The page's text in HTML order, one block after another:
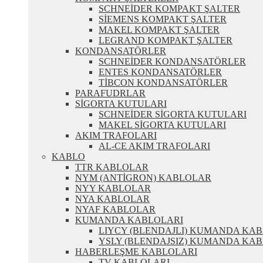
SCHNEİDER KOMPAKT ŞALTER
SİEMENS KOMPAKT ŞALTER
MAKEL KOMPAKT ŞALTER
LEGRAND KOMPAKT ŞALTER
KONDANSATÖRLER
SCHNEİDER KONDANSATÖRLER
ENTES KONDANSATÖRLER
TİBCON KONDANSATÖRLER
PARAFUDRLAR
SİGORTA KUTULARI
SCHNEİDER SİGORTA KUTULARI
MAKEL SİGORTA KUTULARI
AKIM TRAFOLARI
AL-CE AKIM TRAFOLARI
KABLO
TTR KABLOLAR
NYM (ANTİGRON) KABLOLAR
NYY KABLOLAR
NYA KABLOLAR
NYAF KABLOLAR
KUMANDA KABLOLARI
LIYCY (BLENDAJLI) KUMANDA
YSLY (BLENDAJSIZ) KUMANDA
HABERLEŞME KABLOLARI